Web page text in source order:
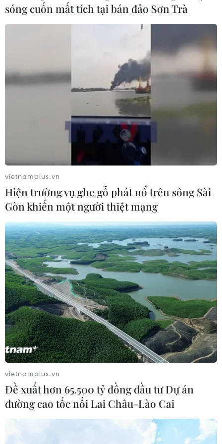
Nga bác tin đã nhất trí về hành lang rút lui
của phiến quân ở Aleppo
Nga tuyên bố Moskva không đạt được thỏa thuận với
Mỹ về việc tạo hành lang an toàn tại thành phố Aleppo
của Syria để các tay súng nổi dậy rời khỏi thành phố.
sóng cuốn mất tích tại bán đảo Sơn Trà
vietnamplus.vn
Hiện trường vụ ghe gỗ phát nổ trên sông Sài
Gòn khiến một người thiệt mạng
vietnamplus.vn
Đề xuất hơn 65.500 tỷ đồng đầu tư Dự án
đường cao tốc nối Lai Châu-Lào Cai